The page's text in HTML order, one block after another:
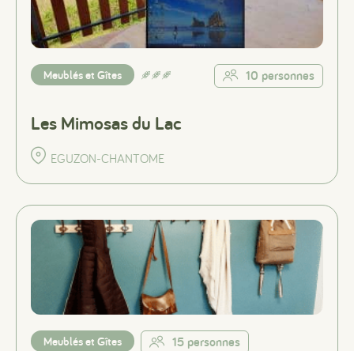
Meublés et Gîtes 10 personnes
Les Mimosas du Lac
EGUZON-CHANTOME
Meublés et Gîtes 15 personnes